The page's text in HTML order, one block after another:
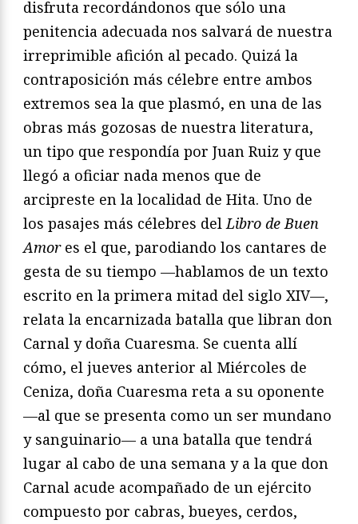
disfruta recordándonos que sólo una
penitencia adecuada nos salvará de nuestra
irreprimible afición al pecado. Quizá la
contraposición más célebre entre ambos
extremos sea la que plasmó, en una de las
obras más gozosas de nuestra literatura,
un tipo que respondía por Juan Ruiz y que
llegó a oficiar nada menos que de
arcipreste en la localidad de Hita. Uno de
los pasajes más célebres del Libro de Buen
Amores el que, parodiando los cantares de
gesta de su tiempo —hablamos de un texto
escrito en la primera mitad del siglo XIV—,
relata la encarnizada batalla que libran don
Carnal y doña Cuaresma. Se cuenta allí
cómo, el jueves anterior al Miércoles de
Ceniza, doña Cuaresma reta a su oponente
—al que se presenta como un ser mundano
y sanguinario— a una batalla que tendrá
lugar al cabo de una semana y a la que don
Carnal acude acompañado de un ejército
compuesto por cabras, bueyes, cerdos,